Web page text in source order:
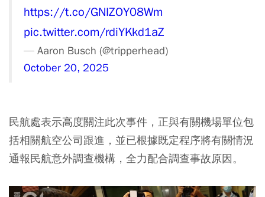
https://t.co/GNIZOY08Wm
pic.twitter.com/rdiYKkd1aZ
— Aaron Busch (@tripperhead)
October 20, 2025
民航處表示高度關注此次事件，正與有關機場單位包
括相關航空公司跟進，並已根據既定程序將有關情況
通報民航意外調查機構，全力配合調查事故原因。